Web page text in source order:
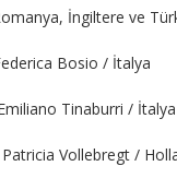
İngiltere ve
Bosio / İtalya
Tinaburri / İtalya
Vollebregt /